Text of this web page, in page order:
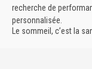
recherche de
personnalisée
Le sommeil, c’est la